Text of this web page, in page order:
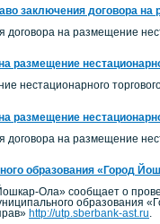
заключения договора на
на размещение
нестационарного
на размещение
образования «Город
Ола» сообщает о
образования
http://utp.sberbank-ast.ru.